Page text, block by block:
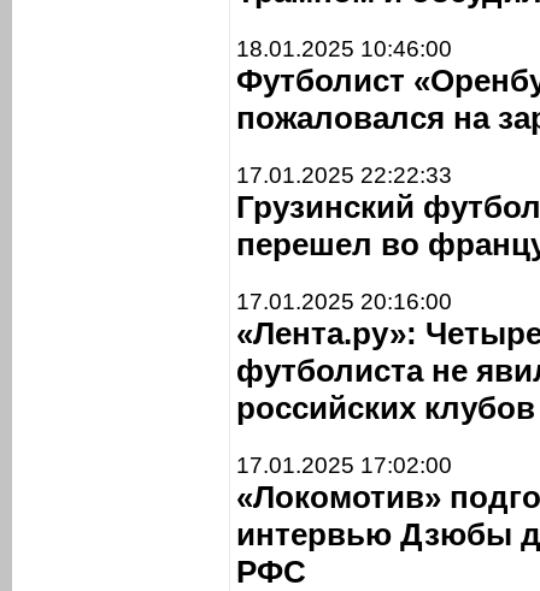
18.01.2025 10:46:00
Футболист
пожаловался на
17.01.2025 22:22:33
Грузинский
перешел во
17.01.2025 20:16:00
«Лента.ру»:
футболиста не
российских клубов
17.01.2025 17:02:00
«Локомотив»
интервью Дзюбы
РФС